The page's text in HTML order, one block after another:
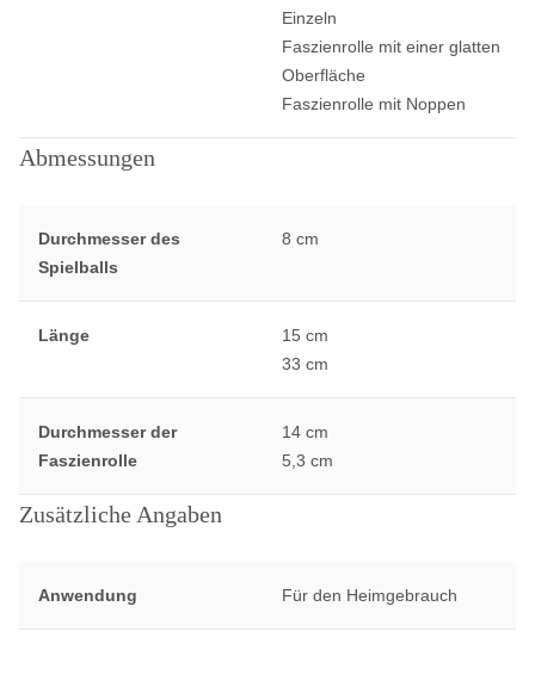
Einzeln
Faszienrolle mit einer glatten
Oberfläche
Faszienrolle mit Noppen
Abmessungen
Durchmesser des
Spielballs
8 cm
Länge
15 cm
33 cm
Durchmesser der
Faszienrolle
14 cm
5,3 cm
Zusätzliche Angaben
Anwendung Für den Heimgebrauch